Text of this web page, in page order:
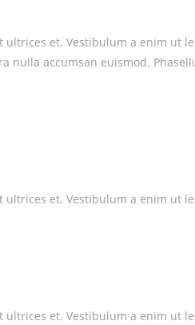
格林纳达贸易法规
格林纳达自由贸
格林纳达进出口商
et. Vestibulum a enim ut
nulla accumsan euismod.
et. Vestibulum a enim ut
et. Vestibulum a enim ut